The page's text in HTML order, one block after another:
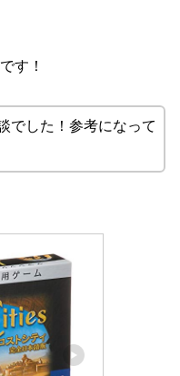
す！
でした！参考になって